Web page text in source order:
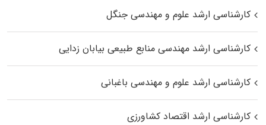
کارشناسی ارشد علوم و مهندسی جنگل
کارشناسی ارشد مهندسی منابع طبیعی بیابان زدایی
کارشناسی ارشد علوم و مهندسی باغبانی
کارشناسی ارشد اقتصاد کشاورزی